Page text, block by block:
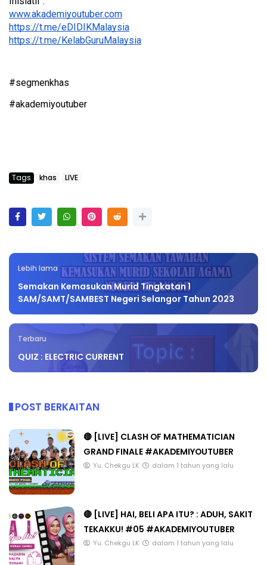
www.akademiyoutuber.com
https://t.me/eDIDIKMalaysia
https://t.me/KelabGuruMalaysia
#segmenkhas
#akademiyoutuber
Tags khas LIVE
Lebih lama
Semakan Kemasukan Murid Tingkatan 1
SAM/SAMT/SAMBEST Negeri Selangor Tahun 2023
Terbaru
QUIZ : ELECTRIC CURRENT
POST BERKAITAN
🔴 [LIVE] CLASH OF MATHEMATICIAN
GRAND FINALE #AKADEMIYOUTUBER
Yu. Chekgu LK dalam 1 tahun yang lalu
🔴 [LIVE] HAI, BELI APA ITU? : ADUH, SAKIT
TEKAKKU! #05 #AKADEMIYOUTUBER
Yu. Chekgu LK dalam 1 tahun yang lalu